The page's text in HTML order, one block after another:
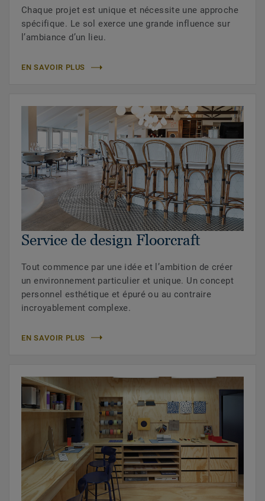
Chaque projet est unique et nécessite une approche
spécifique. Le sol exerce une grande influence sur
l’ambiance d’un lieu.
EN SAVOIR PLUS
Service de design Floorcraft
Tout commence par une idée et l’ambition de créer
un environnement particulier et unique. Un concept
personnel esthétique et épuré ou au contraire
incroyablement complexe.
EN SAVOIR PLUS